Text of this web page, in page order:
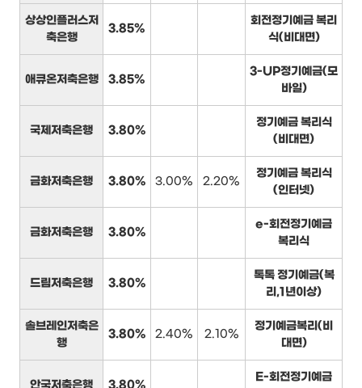
상상인플러스저
축은행
3.85%
회전정기예금 복리
식(비대면)
애큐온저축은행 3.85%
3-UP정기예금(모
바일)
국제저축은행 3.80%
정기예금 복리식
(비대면)
금화저축은행 3.80% 3.00% 2.20%
정기예금 복리식
(인터넷)
금화저축은행 3.80%
e-회전정기예금
복리식
드림저축은행 3.80%
톡톡 정기예금(복
리,1년이상)
솔브레인저축은
행
3.80% 2.40% 2.10%
정기예금복리(비
대면)
E-회전정기예금